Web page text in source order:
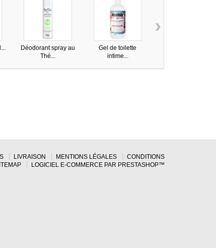
Déodorant spray au
Thé...
Gel de toilette
intime...
›
LIVRAISON MENTIONS LÉGALES
CONDITIONS
LOGICIEL E-COMMERCE PAR PRESTASHOP™